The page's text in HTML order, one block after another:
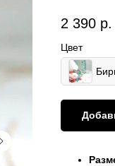
2 390 р.
Цвет